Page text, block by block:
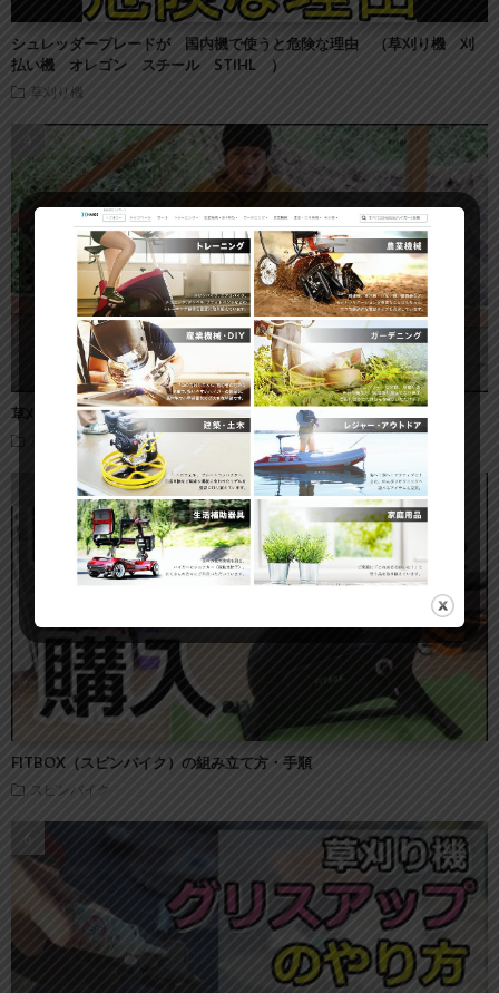
シュレッダーブレードが 国内機で使うと危険な理由 （草刈り機 刈
払い機 オレゴン スチール STIHL ）
草刈り機
草刈機の草刈り刃｜全9種類一挙紹介！オススメの刈刃
草刈り機
FITBOX（スピンバイク）の組み立て方・手順
スピンバイク